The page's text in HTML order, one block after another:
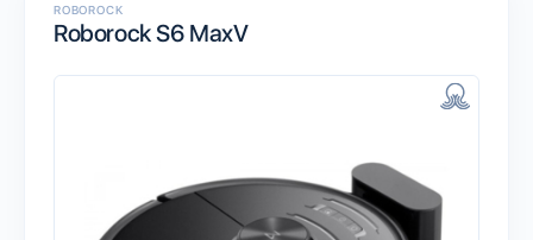
ROBOROCK
Roborock S6 MaxV